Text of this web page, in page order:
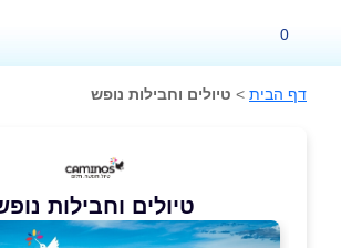
0
דף הבית > טיולים וחבילות נופש
טיולים וחבילות